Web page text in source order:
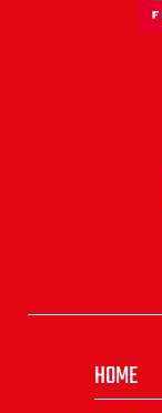
HOME